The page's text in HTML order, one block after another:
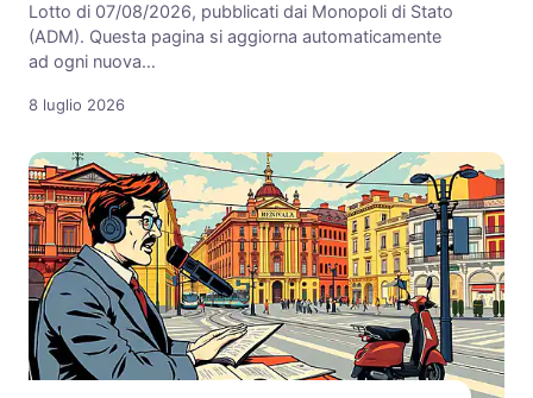
Lotto di 07/08/2026, pubblicati dai Monopoli di Stato
(ADM). Questa pagina si aggiorna automaticamente
ad ogni nuova…
8 luglio 2026